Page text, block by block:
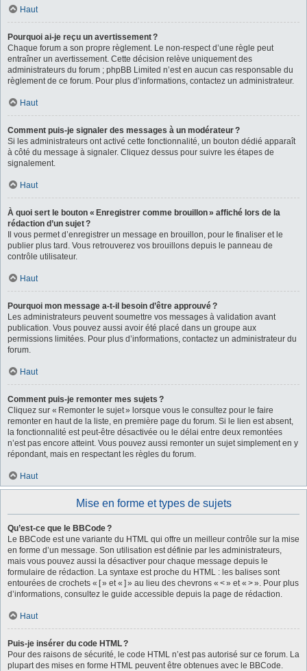
Haut
Pourquoi ai-je reçu un avertissement ?
Chaque forum a son propre règlement. Le non-respect d’une règle peut
entraîner un avertissement. Cette décision relève uniquement des
administrateurs du forum ; phpBB Limited n’est en aucun cas responsable du
règlement de ce forum. Pour plus d’informations, contactez un administrateur.
Haut
Comment puis-je signaler des messages à un modérateur ?
Si les administrateurs ont activé cette fonctionnalité, un bouton dédié apparaît
à côté du message à signaler. Cliquez dessus pour suivre les étapes de
signalement.
Haut
À quoi sert le bouton « Enregistrer comme brouillon » affiché lors de la
rédaction d’un sujet ?
Il vous permet d’enregistrer un message en brouillon, pour le finaliser et le
publier plus tard. Vous retrouverez vos brouillons depuis le panneau de
contrôle utilisateur.
Haut
Pourquoi mon message a-t-il besoin d’être approuvé ?
Les administrateurs peuvent soumettre vos messages à validation avant
publication. Vous pouvez aussi avoir été placé dans un groupe aux
permissions limitées. Pour plus d’informations, contactez un administrateur du
forum.
Haut
Comment puis-je remonter mes sujets ?
Cliquez sur « Remonter le sujet » lorsque vous le consultez pour le faire
remonter en haut de la liste, en première page du forum. Si le lien est absent,
la fonctionnalité est peut-être désactivée ou le délai entre deux remontées
n’est pas encore atteint. Vous pouvez aussi remonter un sujet simplement en y
répondant, mais en respectant les règles du forum.
Haut
Mise en forme et types de sujets
Qu’est-ce que le BBCode ?
Le BBCode est une variante du HTML qui offre un meilleur contrôle sur la mise
en forme d’un message. Son utilisation est définie par les administrateurs,
mais vous pouvez aussi la désactiver pour chaque message depuis le
formulaire de rédaction. La syntaxe est proche du HTML : les balises sont
entourées de crochets « [ » et « ] » au lieu des chevrons « < » et « > ». Pour plus
d’informations, consultez le guide accessible depuis la page de rédaction.
Haut
Puis-je insérer du code HTML ?
Pour des raisons de sécurité, le code HTML n’est pas autorisé sur ce forum. La
plupart des mises en forme HTML peuvent être obtenues avec le BBCode.